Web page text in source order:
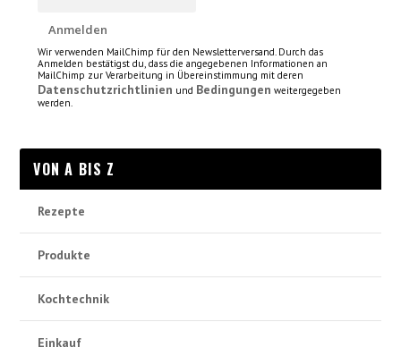
Wir verwenden MailChimp für den Newsletterversand. Durch das
Anmelden bestätigst du, dass die angegebenen Informationen an
MailChimp zur Verarbeitung in Übereinstimmung mit deren
Datenschutzrichtlinien und Bedingungen weitergegeben
werden.
VON A BIS Z
Rezepte
Produkte
Kochtechnik
Einkauf